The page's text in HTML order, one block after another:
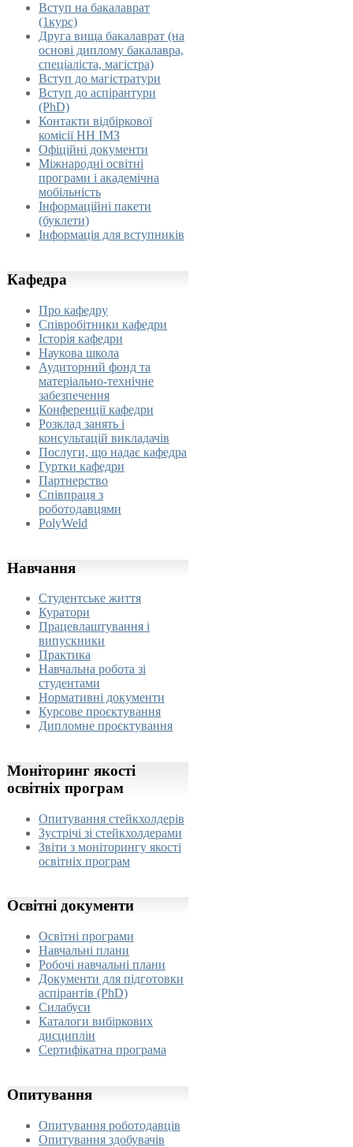
Вступ на бакалаврат
(1курс)
Друга вища бакалаврат (на
основі диплому бакалавра,
спеціаліста, магістра)
Вступ до магістратури
Вступ до аспірантури
(PhD)
Контакти відбіркової
комісії НН ІМЗ
Офіційні документи
Міжнародні освітні
програми і академічна
мобільність
Інформаційні пакети
(буклети)
Інформація для вступників
Кафедра
Про кафедру
Співробітники кафедри
Історія кафедри
Наукова школа
Аудиторний фонд та
матеріально-технічне
забезпечення
Конференції кафедри
Розклад занять і
консультацій викладачів
Послуги, що надає кафедра
Гуртки кафедри
Партнерство
Співпраця з
роботодавцями
PolyWeld
Навчання
Студентське життя
Куратори
Працевлаштування і
випускники
Практика
Навчальна робота зі
студентами
Нормативні документи
Курсове проєктування
Дипломне проєктування
Моніторинг якості
освітніх програм
Опитування стейкхолдерів
Зустрічі зі стейкхолдерами
Звіти з моніторингу якості
освітніх програм
Освітні документи
Освітні програми
Навчальні плани
Робочі навчальні плани
Документи для підготовки
аспірантів (PhD)
Силабуси
Каталоги вибіркових
дисциплін
Сертифікатна програма
Опитування
Опитування роботодавців
Опитування здобувачів